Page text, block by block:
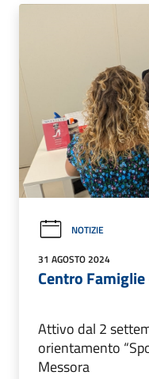
NOTIZIE
31 AGOSTO 2024
Centro
Attivo dal 2
orientamento
Messora